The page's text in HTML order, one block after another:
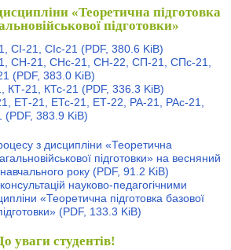
«Теоретична підготовка
підготовки»
СІ-21, СІс-21 (PDF, 380.6 KiB)
СН-21, СНс-21, СН-22, СП-21, СПс-21,
(PDF, 383.0 KiB)
КТ-21, КТс-21 (PDF, 336.3 KiB)
ЕТ-21, ЕТс-21, ЕТ-22, РА-21, РАс-21,
(PDF, 383.9 KiB)
з дисципліни «Теоретична
підготовки» на весняний
року (PDF, 91.2 KiB)
науково-педагогічними
«Теоретична підготовка базової
(PDF, 133.3 KiB)
уваги студентів!